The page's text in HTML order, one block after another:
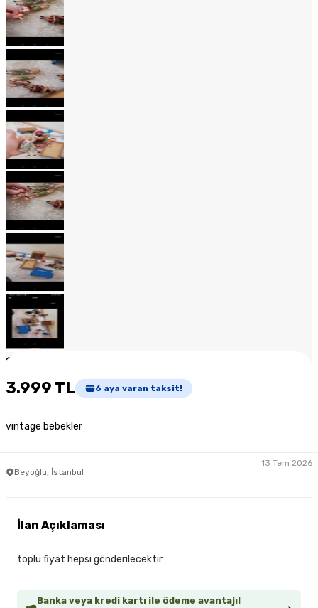
1
3.999 TL 6 aya varan taksit!
vintage bebekler
Beyoğlu, İstanbul
13 Tem 2026
Banka veya kredi kartı ile ödeme avantajı!
İlan Açıklaması
toplu fiyat hepsi gönderilecektir